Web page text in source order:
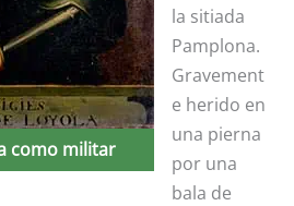
como militar
la sitiada
Pamplona.
Gravement
e herido en
una pierna
por una
bala de